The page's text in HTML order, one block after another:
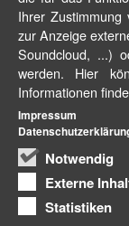
Ihrer
zur Anzeige
Soundcloud, ...)
werden. Hier
Informationen
Notwendig
Externe
Statistiken
Impressum